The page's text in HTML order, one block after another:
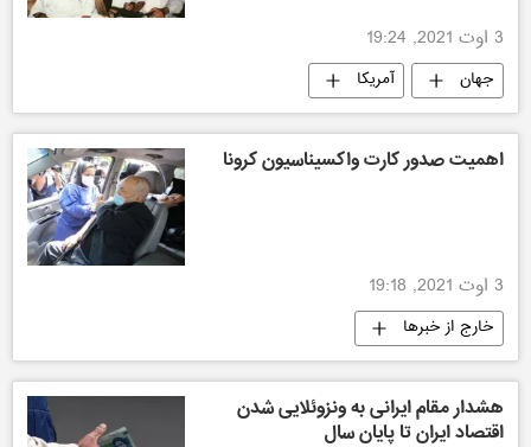
3 اوت 2021, 19:24
جهان آمریکا
اهمیت صدور کارت واکسیناسیون کرونا
3 اوت 2021, 19:18
خارج از خبرها
هشدار مقام ایرانی به ونزوئلایی شدن
اقتصاد ایران تا پایان سال